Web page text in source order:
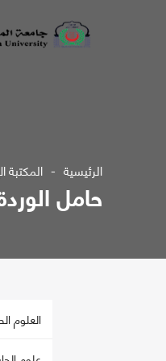
الرئيسية المكتبة
حامل
العلوم